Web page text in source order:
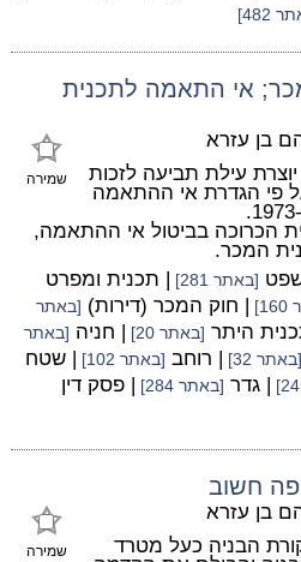
482]
אי התאמה לתכנית
שמירה
בן עזרא
עילת תביעה לזכות
פי הגדרת אי ההתאמה
הכרוכה בביטול אי ההתאמה,
המכר.
[באתר 281] | תכנית ומפרט
| חוק המכר (דירות) [באתר
היתר [באתר 20] | חניה [באתר
[באתר 32] | רוחב [באתר 102] | שטח
| גדר [באתר 284] | פסק דין
חשוב
שמירה
בן עזרא
הבניה כעל מטרד